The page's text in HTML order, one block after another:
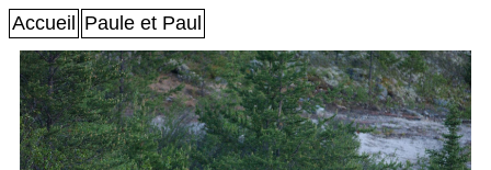
Accueil Paule et Paul